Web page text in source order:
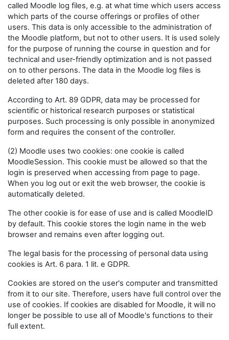
called Moodle log files, e.g. at what time which users access
which parts of the course offerings or profiles of other
users. This data is only accessible to the administration of
the Moodle platform, but not to other users. It is used solely
for the purpose of running the course in question and for
technical and user-friendly optimization and is not passed
on to other persons. The data in the Moodle log files is
deleted after 180 days.
According to Art. 89 GDPR, data may be processed for
scientific or historical research purposes or statistical
purposes. Such processing is only possible in anonymized
form and requires the consent of the controller.
(2) Moodle uses two cookies: one cookie is called
MoodleSession. This cookie must be allowed so that the
login is preserved when accessing from page to page.
When you log out or exit the web browser, the cookie is
automatically deleted.
The other cookie is for ease of use and is called MoodleID
by default. This cookie stores the login name in the web
browser and remains even after logging out.
The legal basis for the processing of personal data using
cookies is Art. 6 para. 1 lit. e GDPR.
Cookies are stored on the user's computer and transmitted
from it to our site. Therefore, users have full control over the
use of cookies. If cookies are disabled for Moodle, it will no
longer be possible to use all of Moodle's functions to their
full extent.